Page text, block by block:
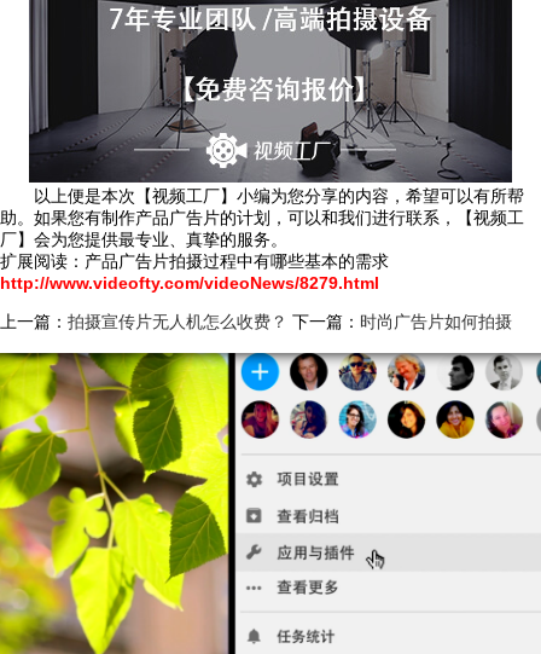
以上便是本次【视频工厂】小编为您分享的内容，希望可以有所帮
助。如果您有制作产品广告片的计划，可以和我们进行联系，【视频工
厂】会为您提供最专业、真挚的服务。
扩展阅读：产品广告片拍摄过程中有哪些基本的需求
http://www.videofty.com/videoNews/8279.html
上一篇： 拍摄宣传片无人机怎么收费？ 下一篇： 时尚广告片如何拍摄